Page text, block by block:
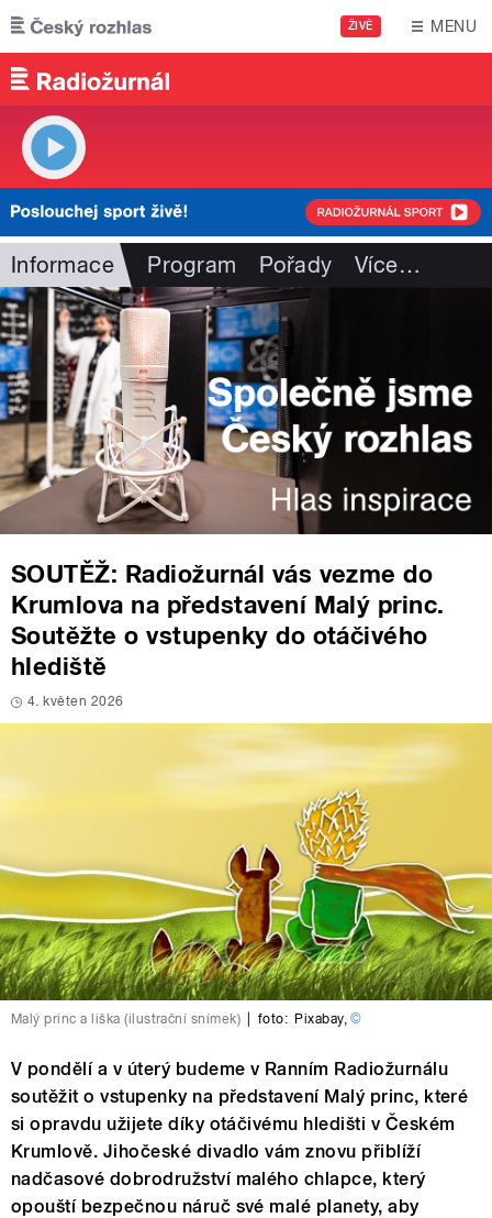
Přejít k hlavnímu obsahu
ŽIVĚ MENU
Informace Program Pořady Více…
SOUTĚŽ: Radiožurnál vás vezme do
Krumlova na představení Malý princ.
Soutěžte o vstupenky do otáčivého
hlediště
4. květen 2026
Malý princ a liška (ilustrační snímek) foto: Pixabay,©
V pondělí a v úterý budeme v Ranním Radiožurnálu
soutěžit o vstupenky na představení Malý princ, které
si opravdu užijete díky otáčivému hledišti v Českém
Krumlově. Jihočeské divadlo vám znovu přiblíží
nadčasové dobrodružství malého chlapce, který
opouští bezpečnou náruč své malé planety, aby